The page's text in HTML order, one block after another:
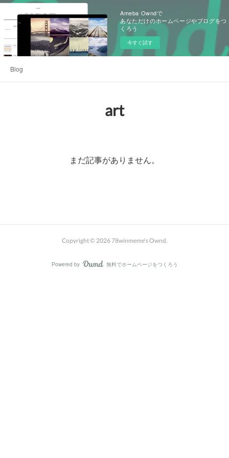
Ameba Owndで
あなただけのホームページやブログをつ
くろう
今すぐ試す
Blog
art
まだ記事がありません。
Copyright © 2026 78winmeme's Ownd.
Powered by AmebaOwnd
無料でホームページをつくろう